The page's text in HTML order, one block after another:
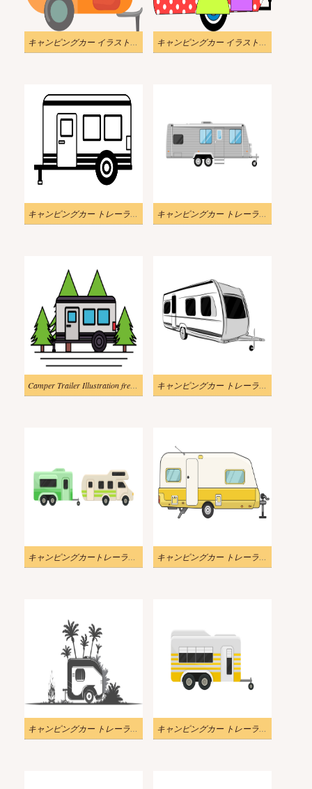
キャンピングカー イラスト透明11 キャンピングカー イラスト透明背景
キャンピングカー トレーラー イラスト白黒 キャンピングカー トレーラー イラスト 無料画像
Camper Trailer Illustration free images キャンピングカー トレーラー イラスト 無料
キャンピングカートレーラー イラストイメージ キャンピングカー トレーラー イラスト画像
キャンピングカー トレーラー イラスト png 無料 キャンピングカー トレーラー イラスト png イメージ